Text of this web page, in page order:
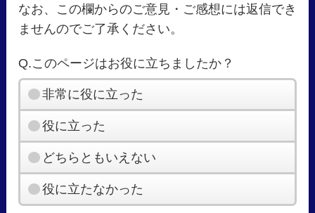
なお、この欄からのご意見・ご感想には返信でき
ませんのでご了承ください。
Q.このページはお役に立ちましたか？
非常に役に立った
役に立った
どちらともいえない
役に立たなかった